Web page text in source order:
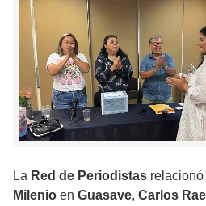
La Red de Periodistas
Milenio en Guasave, Carlos